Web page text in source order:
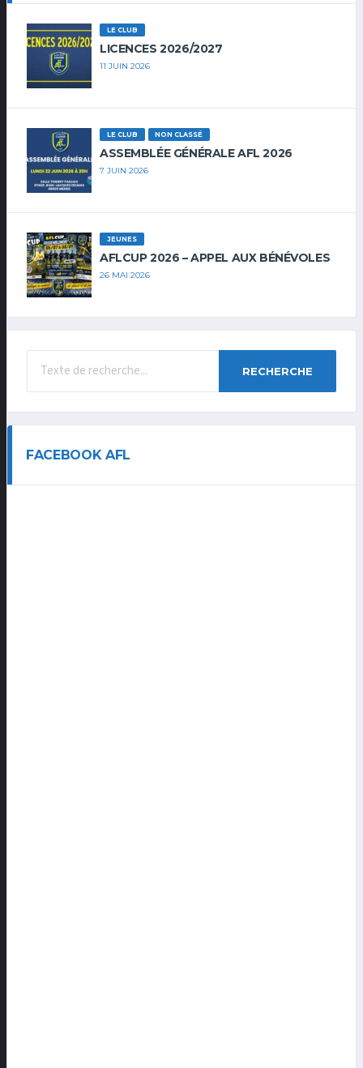
LE CLUB
LICENCES 2026/2027
11 JUIN 2026
LE CLUB NON CLASSÉ
ASSEMBLÉE GÉNÉRALE AFL 2026
7 JUIN 2026
JEUNES
AFLCUP 2026 – APPEL AUX BÉNÉVOLES
26 MAI 2026
RECHERCHE
FACEBOOK AFL